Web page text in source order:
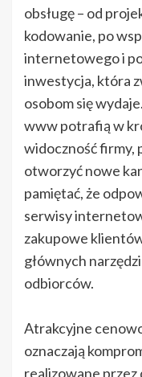
obsługę – od
kodowanie, po
internetowego i
inwestycja, która
osobom się
www potrafią w
widoczność firmy,
otworzyć nowe
pamiętać, że
serwisy
zakupowe
głównych
odbiorców.
Atrakcyjne
oznaczają
realizowane przez